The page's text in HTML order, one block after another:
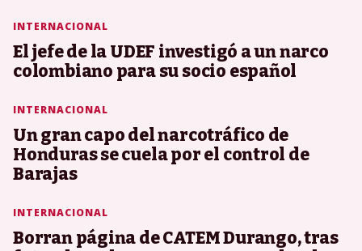
INTERNACIONAL
El jefe de la UDEF investigó a un narco
colombiano para su socio español
INTERNACIONAL
Un gran capo del narcotráfico de
Honduras se cuela por el control de
Barajas
INTERNACIONAL
Borran página de CATEM Durango, tras